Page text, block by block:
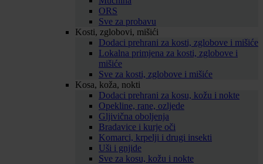
ORS
Sve za probavu
Kosti, zglobovi, mišići
Dodaci prehrani za kosti, zglobove i mišiće
Lokalna primjena za kosti, zglobove i
mišiće
Sve za kosti, zglobove i mišiće
Kosa, koža, nokti
Dodaci prehrani za kosu, kožu i nokte
Opekline, rane, ozljede
Gljivična oboljenja
Bradavice i kurje oči
Komarci, krpelji i drugi insekti
Uši i gnjide
Sve za kosu, kožu i nokte